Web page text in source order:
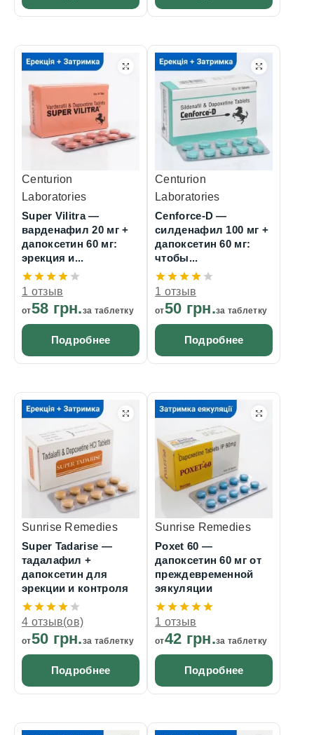
Centurion
Laboratories
Super Vilitra —
варденафил 20 мг +
дапоксетин 60 мг:
эрекция и...
1 отзыв
от58 грн.за таблетку
Подробнее
Centurion
Laboratories
Cenforce-D —
силденафил 100 мг +
дапоксетин 60 мг:
чтобы...
1 отзыв
от50 грн.за таблетку
Подробнее
Sunrise Remedies
Super Tadarise —
тадалафил +
дапоксетин для
эрекции и контроля
4 отзыв(ов)
от50 грн.за таблетку
Подробнее
Sunrise Remedies
Poxet 60 —
дапоксетин 60 мг от
преждевременной
эякуляции
1 отзыв
от42 грн.за таблетку
Подробнее